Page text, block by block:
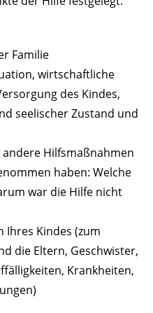
Familie
wirtschaftliche
des Kindes,
seelischer Zustand und
andere Hilfsmaßnahmen
haben: Welche
war die Hilfe nicht
Ihres Kindes (zum
die Eltern, Geschwister,
Krankheiten,